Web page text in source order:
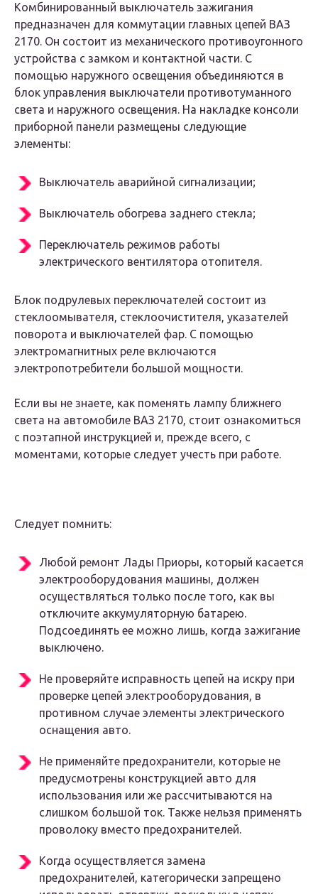
Комбинированный выключатель зажигания
предназначен для коммутации главных цепей ВАЗ
2170. Он состоит из механического противоугонного
устройства с замком и контактной части. С
помощью наружного освещения объединяются в
блок управления выключатели противотуманного
света и наружного освещения. На накладке консоли
приборной панели размещены следующие
элементы:
Выключатель аварийной сигнализации;
Выключатель обогрева заднего стекла;
Переключатель режимов работы
электрического вентилятора отопителя.
Блок подрулевых переключателей состоит из
стеклоомывателя, стеклоочистителя, указателей
поворота и выключателей фар. С помощью
электромагнитных реле включаются
электропотребители большой мощности.
Если вы не знаете, как поменять лампу ближнего
света на автомобиле ВАЗ 2170, стоит ознакомиться
с поэтапной инструкцией и, прежде всего, с
моментами, которые следует учесть при работе.
Следует помнить:
Любой ремонт Лады Приоры, который касается
электрооборудования машины, должен
осуществляться только после того, как вы
отключите аккумуляторную батарею.
Подсоединять ее можно лишь, когда зажигание
выключено.
Не проверяйте исправность цепей на искру при
проверке цепей электрооборудования, в
противном случае элементы электрического
оснащения авто.
Не применяйте предохранители, которые не
предусмотрены конструкцией авто для
использования или же рассчитываются на
слишком большой ток. Также нельзя применять
проволоку вместо предохранителей.
Когда осуществляется замена
предохранителей, категорически запрещено